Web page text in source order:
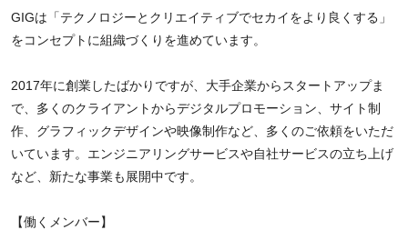
GIGは「テクノロジーとクリエイティブでセカイをより良くする」
をコンセプトに組織づくりを進めています。
2017年に創業したばかりですが、大手企業からスタートアップま
で、多くのクライアントからデジタルプロモーション、サイト制
作、グラフィックデザインや映像制作など、多くのご依頼をいただ
いています。エンジニアリングサービスや自社サービスの立ち上げ
など、新たな事業も展開中です。
【働くメンバー】